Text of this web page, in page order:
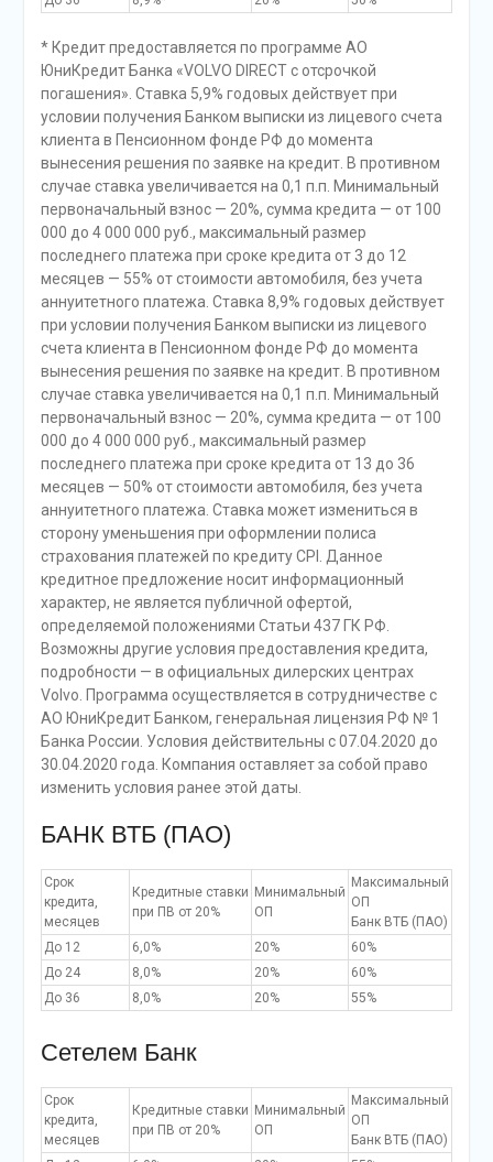
* Кредит предоставляется по программе АО
ЮниКредит Банка «VOLVO DIRECT с отсрочкой
погашения». Ставка 5,9% годовых действует при
условии получения Банком выписки из лицевого счета
клиента в Пенсионном фонде РФ до момента
вынесения решения по заявке на кредит. В противном
случае ставка увеличивается на 0,1 п.п. Минимальный
первоначальный взнос — 20%, сумма кредита — от 100
000 до 4 000 000 руб., максимальный размер
последнего платежа при сроке кредита от 3 до 12
месяцев — 55% от стоимости автомобиля, без учета
аннуитетного платежа. Ставка 8,9% годовых действует
при условии получения Банком выписки из лицевого
счета клиента в Пенсионном фонде РФ до момента
вынесения решения по заявке на кредит. В противном
случае ставка увеличивается на 0,1 п.п. Минимальный
первоначальный взнос — 20%, сумма кредита — от 100
000 до 4 000 000 руб., максимальный размер
последнего платежа при сроке кредита от 13 до 36
месяцев — 50% от стоимости автомобиля, без учета
аннуитетного платежа. Ставка может измениться в
сторону уменьшения при оформлении полиса
страхования платежей по кредиту CPI. Данное
кредитное предложение носит информационный
характер, не является публичной офертой,
определяемой положениями Статьи 437 ГК РФ.
Возможны другие условия предоставления кредита,
подробности — в официальных дилерских центрах
Volvo. Программа осуществляется в сотрудничестве с
АО ЮниКредит Банком, генеральная лицензия РФ № 1
Банка России. Условия действительны c 07.04.2020 до
30.04.2020 года. Компания оставляет за собой право
изменить условия ранее этой даты.
БАНК ВТБ (ПАО)
Срок
кредита,
месяцев
Кредитные ставки
при ПВ от 20%
Минимальный
ОП
Максимальный
ОП
Банк ВТБ (ПАО)
До 12
6,0% 20%
60%
До 24
8,0% 20%
60%
До 36
8,0% 20% 55%
Сетелем Банк
Срок
кредита,
месяцев
Кредитные ставки
при ПВ от 20%
Минимальный
ОП
Максимальный
ОП
Банк ВТБ (ПАО)